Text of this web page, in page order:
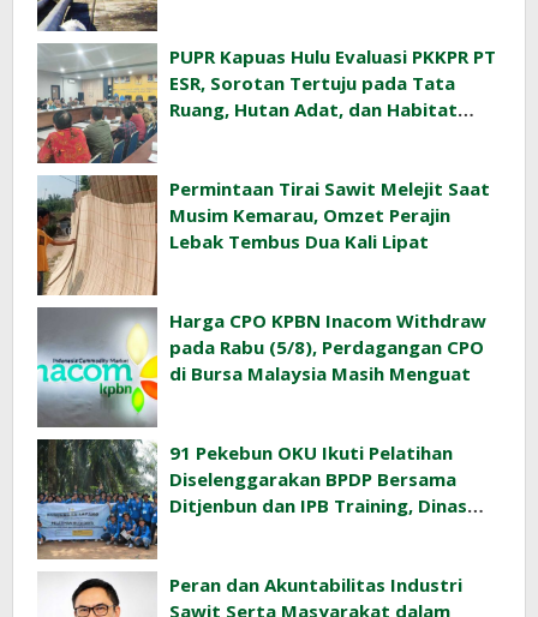
PUPR Kapuas Hulu Evaluasi PKKPR PT
ESR, Sorotan Tertuju pada Tata
Ruang, Hutan Adat, dan Habitat
Permintaan Tirai Sawit Melejit Saat
Musim Kemarau, Omzet Perajin
Lebak Tembus Dua Kali Lipat
Harga CPO KPBN Inacom Withdraw
pada Rabu (5/8), Perdagangan CPO
di Bursa Malaysia Masih Menguat
91 Pekebun OKU Ikuti Pelatihan
Diselenggarakan BPDP Bersama
Ditjenbun dan IPB Training, Dinas
Peran dan Akuntabilitas Industri
Sawit Serta Masyarakat dalam